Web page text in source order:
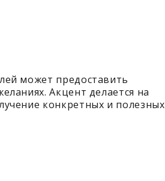
может предоставить
Акцент делается на
конкретных и полезных